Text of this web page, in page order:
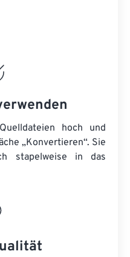
hoch und
„Konvertieren“. Sie
stapelweise in das